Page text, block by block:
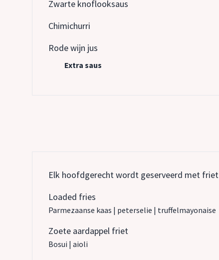
Zwarte knoflooksaus
Chimichurri
Rode wijn jus
Extra saus
Elk hoofdgerecht wordt geserveerd met friet
Loaded fries
Parmezaanse kaas | peterselie | truffelmayonaise
Zoete aardappel friet
Bosui | aioli